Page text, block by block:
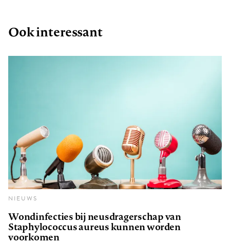
Ook interessant
NIEUWS
Wondinfecties bij neusdragerschap van
Staphylococcus aureus kunnen worden
voorkomen